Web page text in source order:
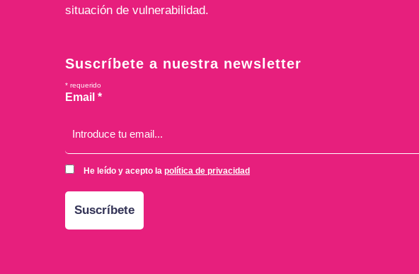
situación de vulnerabilidad.
Suscríbete a nuestra newsletter
* requerido
Email *
He leído y acepto la política de privacidad